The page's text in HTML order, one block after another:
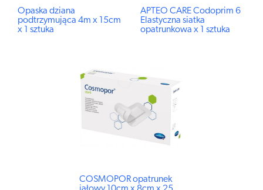
Opaska dziana
podtrzymująca 4m x 15cm
x 1 sztuka
APTEO CARE Codoprim 6
Elastyczna siatka
opatrunkowa x 1 sztuka
COSMOPOR opatrunek